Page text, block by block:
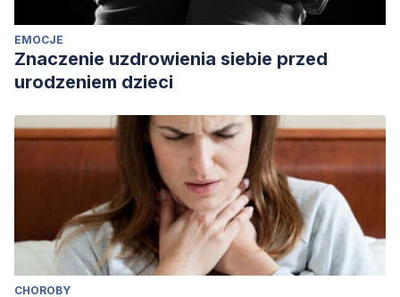
EMOCJE
Znaczenie uzdrowienia siebie przed
urodzeniem dzieci
CHOROBY